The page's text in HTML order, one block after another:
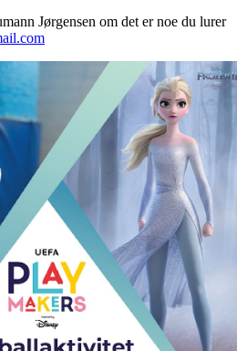
Jørgensen om det er noe du lurer